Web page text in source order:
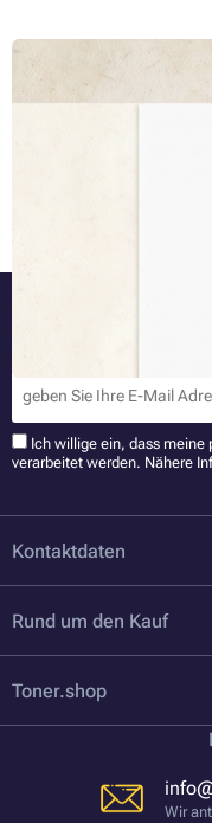
Papier ist nicht gleich
Wenn bei Ihnen Drucken
wissen Sie bestimmt, dass
Es gibt mehrere Arten von
Parameter und auch
Drucken sie benutzt
wir uns Schritt für Schritt
häufigen Papierarten
Die neuesten
Ich willige ein, dass meine
verarbeitet werden. Nähere
Kontaktdaten
Rund um den Kauf
Toner.shop
Wir